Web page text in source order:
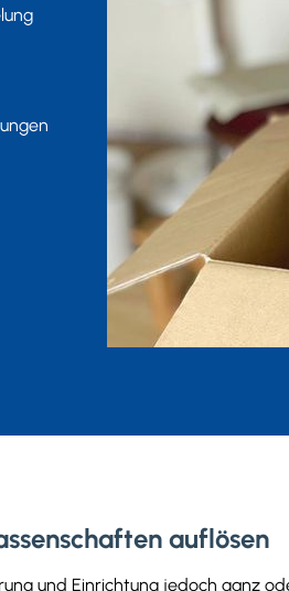
auflösen
und Einrichtung jedoch ganz